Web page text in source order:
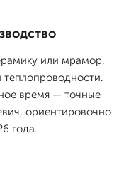
или мрамор,
теплопроводности.
время — точные
ориентировочно
года.